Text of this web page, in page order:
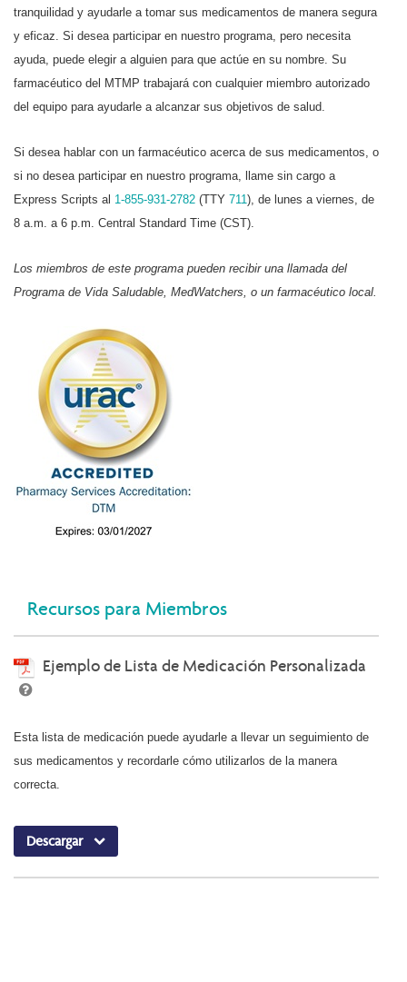
tranquilidad y ayudarle a tomar sus medicamentos de manera segura
y eficaz. Si desea participar en nuestro programa, pero necesita
ayuda, puede elegir a alguien para que actúe en su nombre. Su
farmacéutico del MTMP trabajará con cualquier miembro autorizado
del equipo para ayudarle a alcanzar sus objetivos de salud.
Si desea hablar con un farmacéutico acerca de sus medicamentos, o
si no desea participar en nuestro programa, llame sin cargo a
Express Scripts al 1-855-931-2782 (TTY 711), de lunes a viernes, de
8 a.m. a 6 p.m. Central Standard Time (CST).
Los miembros de este programa pueden recibir una llamada del
Programa de Vida Saludable, MedWatchers, o un farmacéutico local.
Recursos para Miembros
Ejemplo de Lista de Medicación Personalizada
Esta lista de medicación puede ayudarle a llevar un seguimiento de
sus medicamentos y recordarle cómo utilizarlos de la manera
correcta.
Descargar